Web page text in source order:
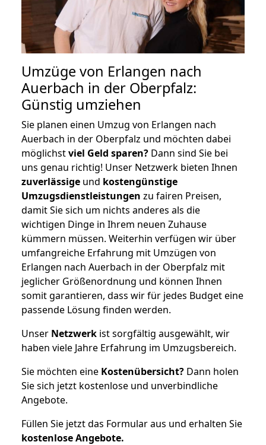
Umzüge von Erlangen nach
Auerbach in der Oberpfalz:
Günstig umziehen
Sie planen einen Umzug von Erlangen nach
Auerbach in der Oberpfalz und möchten dabei
möglichstviel Geld sparen? Dann sind Sie bei
uns genau richtig! Unser Netzwerk bieten Ihnen
zuverlässige und kostengünstige
Umzugsdienstleistungen zu fairen Preisen,
damit Sie sich um nichts anderes als die
wichtigen Dinge in Ihrem neuen Zuhause
kümmern müssen. Weiterhin verfügen wir über
umfangreiche Erfahrung mit Umzügen von
Erlangen nach Auerbach in der Oberpfalz mit
jeglicher Größenordnung und können Ihnen
somit garantieren, dass wir für jedes Budget eine
passende Lösung finden werden.
Unser Netzwerk ist sorgfältig ausgewählt, wir
haben viele Jahre Erfahrung im Umzugsbereich.
Sie möchten eine Kostenübersicht? Dann holen
Sie sich jetzt kostenlose und unverbindliche
Angebote.
Füllen Sie jetzt das Formular aus und erhalten Sie
kostenloseAngebote.